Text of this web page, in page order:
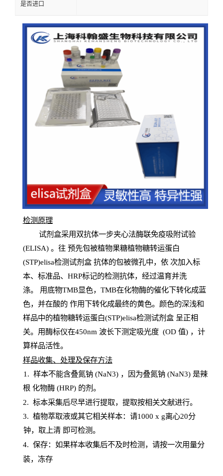
是否进口
检测原理
试剂盒采用双抗体一步夹心法酶联免疫吸附试验
(ELISA) 。往 预先包被植物果糖植物糖转运蛋白
(STP)elisa检测试剂盒抗体的包被微孔中，依 次加入标
本、标准品、 HRP标记的检测抗体，经过温育并洗
涤。 用底物TMB显色， TMB在化物酶的催化下转化成蓝
色，并在酸的 作用下转化成最终的黄色。颜色的深浅和
样品中的植物糖转运蛋白(STP)elisa检测试剂盒呈正相
关。用酶标仪在450nm 波长下测定吸光度 (OD 值) ，计
算样品活性。
样品收集、处理及保存方法
1 . 样本不能含叠氮钠(NaN3) ，因为叠氮钠 (NaN3) 是辣
根 化物酶(HRP) 的剂。
2. 标本采集后尽早进行提取，提取按相关文献进行。
3. 植物萃取液或其它相关样本：请1000 x g离心20分
钟，取上清 即可检测。
4. 保存：如果样本收集后不及时检测，请按一次用量分
装，冻存